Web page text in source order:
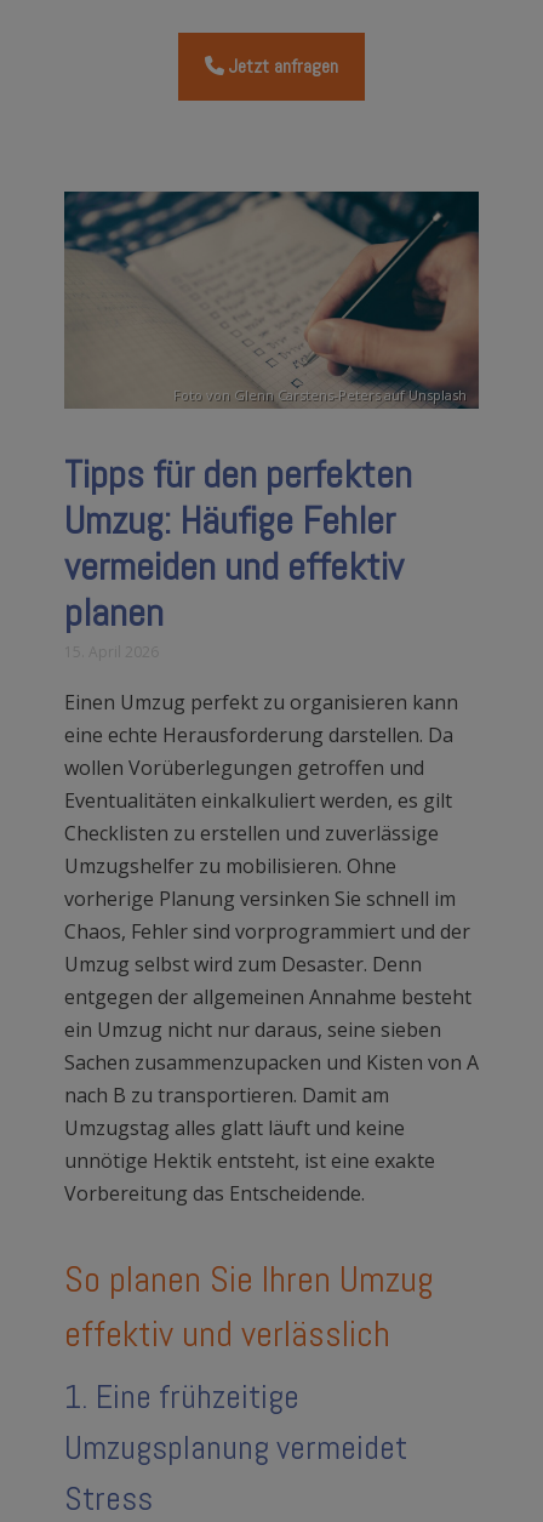
Jetzt anfragen
Foto von Glenn Carstens-PetersaufUnsplash
Tipps für den perfekten
Umzug: Häufige Fehler
vermeiden und effektiv
planen
Einen Umzug perfekt zu organisieren kann
eine echte Herausforderung darstellen. Da
wollen Vorüberlegungen getroffen und
Eventualitäten einkalkuliert werden, es gilt
Checklisten zu erstellen und zuverlässige
Umzugshelfer zu mobilisieren. Ohne
vorherige Planung versinken Sie schnell im
Chaos, Fehler sind vorprogrammiert und der
Umzug selbst wird zum Desaster. Denn
entgegen der allgemeinen Annahme besteht
ein Umzug nicht nur daraus, seine sieben
Sachen zusammenzupacken und Kisten von A
nach B zu transportieren. Damit am
Umzugstag alles glatt läuft und keine
unnötige Hektik entsteht, ist eine exakte
Vorbereitung das Entscheidende.
So planen Sie Ihren Umzug
effektiv und verlässlich
1. Eine frühzeitige
Umzugsplanung vermeidet
Stress